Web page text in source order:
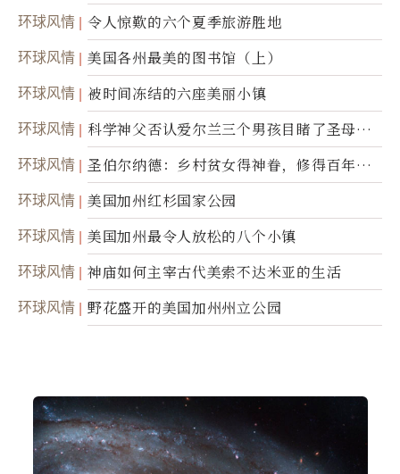
环球风情 令人惊歎的六个夏季旅游胜地
环球风情 美国各州最美的图书馆（上）
环球风情 被时间冻结的六座美丽小镇
环球风情
科学神父否认爱尔兰三个男孩目睹了圣母显
灵
环球风情
圣伯尔纳德：乡村贫女得神眷，修得百年不
腐身
环球风情 美国加州红杉国家公园
环球风情 美国加州最令人放松的八个小镇
环球风情 神庙如何主宰古代美索不达米亚的生活
环球风情 野花盛开的美国加州州立公园